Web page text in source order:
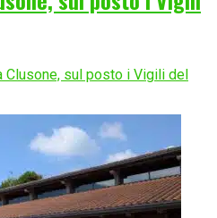
Clusone, sul posto i Vigili del